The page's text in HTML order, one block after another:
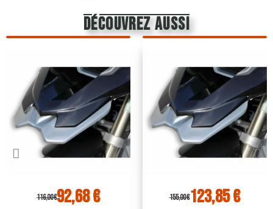
découvrez aussi
116,00 €92,68 € 155,00 €123,85 €